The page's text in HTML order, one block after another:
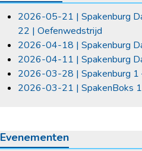
2026-05-21 | Spakenburg
22 | Oefenwedstrijd
2026-04-18 | Spakenburg
2026-04-11 | Spakenburg
2026-03-28 | Spakenburg 1
2026-03-21 | SpakenBoks
Evenementen